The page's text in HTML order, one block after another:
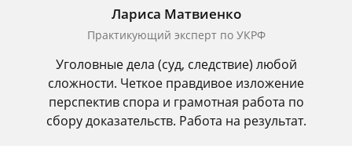
Лариса Матвиенко
Практикующий эксперт по УКРФ
Уголовные дела (суд, следствие) любой
сложности. Четкое правдивое изложение
перспектив спора и грамотная работа по
сбору доказательств. Работа на результат.